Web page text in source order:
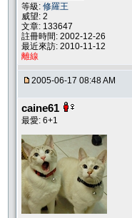
等級: 修羅王
威望: 2
文章: 133647
註冊時間: 2002-12-26
最近來訪: 2010-11-12
離線
2005-06-17 08:48 AM
caine61
最愛: 6+1